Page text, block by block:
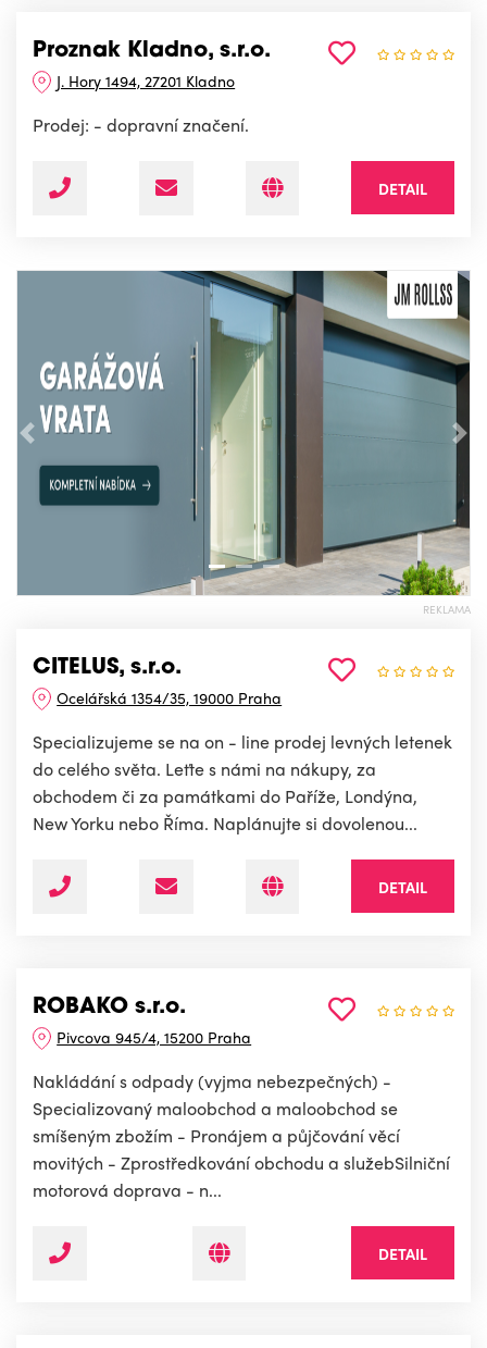
Proznak Kladno, s.r.o.
J. Hory 1494, 27201 Kladno
Prodej: - dopravní značení.
DETAIL
Předchozí
REKLAMA
CITELUS, s.r.o.
Ocelářská 1354/35, 19000 Praha
Specializujeme se na on - line prodej levných letenek
do celého světa. Leťte s námi na nákupy, za
obchodem či za památkami do Paříže, Londýna,
New Yorku nebo Říma. Naplánujte si dovolenou...
DETAIL
ROBAKO s.r.o.
Pivcova 945/4, 15200 Praha
Nakládání s odpady (vyjma nebezpečných) -
Specializovaný maloobchod a maloobchod se
smíšeným zbožím - Pronájem a půjčování věcí
movitých - Zprostředkování obchodu a služebSilniční
motorová doprava - n...
DETAIL